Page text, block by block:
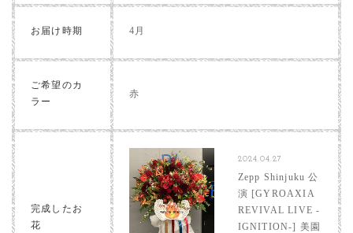
お届け時期 4月
ご希望のカ
ラー
赤
完成したお
花
2024.04.27
Zepp Shinjuku 公
演 [GYROAXIA
REVIVAL LIVE -
IGNITION-] 美園